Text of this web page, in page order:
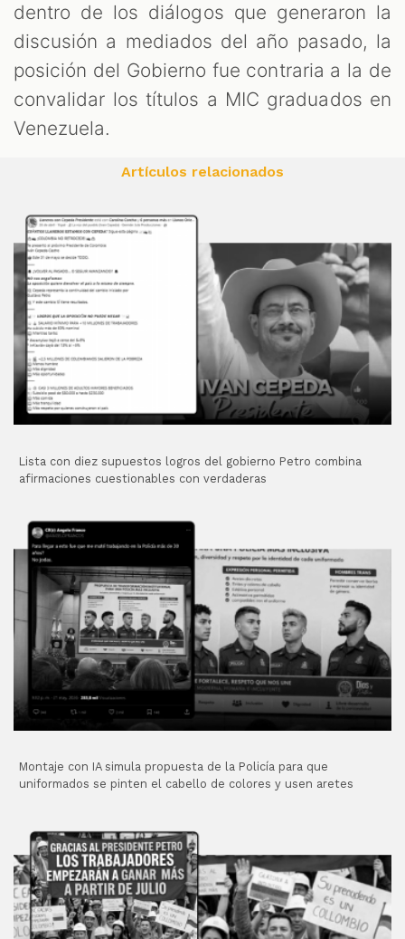
dentro de los diálogos que generaron la
discusión a mediados del año pasado, la
posición del Gobierno fue contraria a la de
convalidar los títulos a MIC graduados en
Venezuela.
Artículos relacionados
Lista con diez supuestos logros del gobierno Petro combina
afirmaciones cuestionables con verdaderas
Montaje con IA simula propuesta de la Policía para que
uniformados se pinten el cabello de colores y usen aretes